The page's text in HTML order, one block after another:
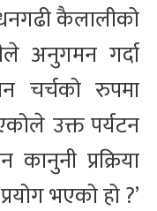
कैलालीको
अनुगमन गर्दा
चर्चको रुपमा
उक्त पर्यटन
प्रक्रिया
भएको हो ?’